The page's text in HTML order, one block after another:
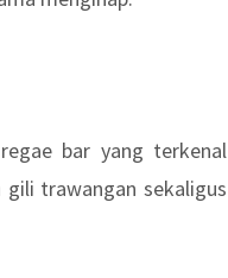
bar yang terkenal
gili trawangan sekaligus